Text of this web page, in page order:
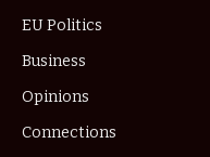
EU Politics
Business
Opinions
Connections